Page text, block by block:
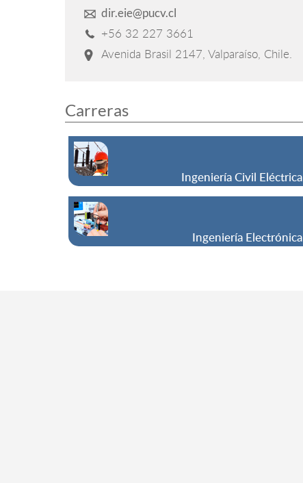
dir.eie@pucv.cl
+56 32 227 3661
Avenida Brasil 2147, Valparaíso, Chile.
Carreras
Ingeniería Civil Eléctrica
Ingeniería Electrónica